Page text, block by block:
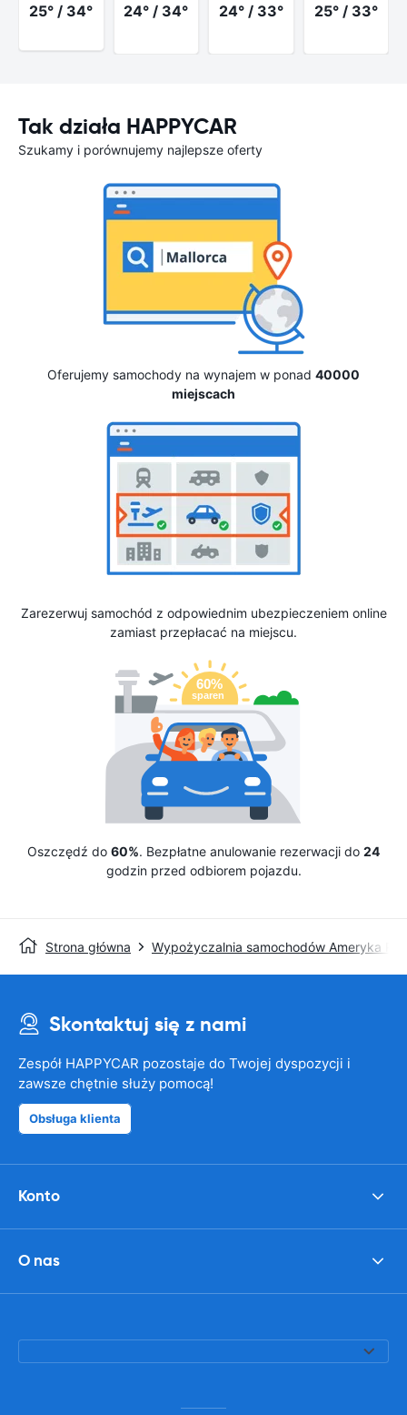
25° / 34° 24° / 34° 24° / 33° 25° / 33°
Tak działa HAPPYCAR
Szukamy i porównujemy najlepsze oferty
Oferujemy samochody na wynajem w ponad 40000
miejscach
Zarezerwuj samochód z odpowiednim ubezpieczeniem online
zamiast przepłacać na miejscu.
Oszczędź do 60%. Bezpłatne anulowanie rezerwacji do 24
godzin przed odbiorem pojazdu.
Strona główna Wypożyczalnia samochodów Ameryka
Skontaktuj się z nami
Zespół HAPPYCAR pozostaje do Twojej dyspozycji i
zawsze chętnie służy pomocą!
Obsługa klienta
Konto
O nas